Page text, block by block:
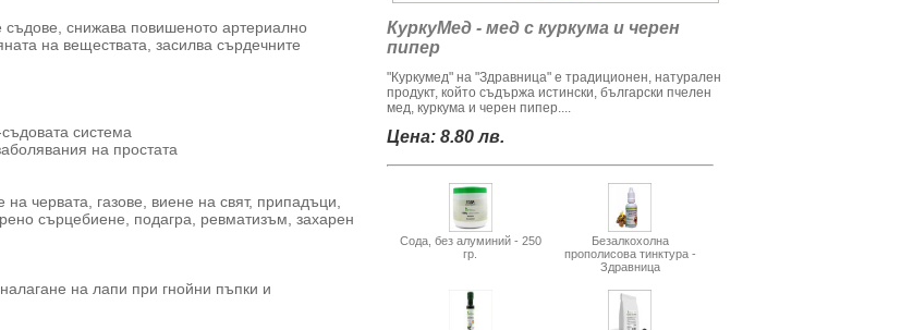
снижава повишеното артериално
на веществата, засилва сърдечните
система
на простата
червата, газове, виене на свят, припадъци,
сърцебиене, подагра, ревматизъм, захарен
на лапи при гнойни пъпки и
КуркуМед - мед с куркума и черен
пипер
"Куркумед" на "Здравница" е традиционен, натурален
продукт, който съдържа истински, български пчелен
мед, куркума и черен пипер....
Цена: 8.80 лв.
Сода, без алуминий - 250
гр.
Безалкохолна
прополисова тинктура -
Здравница